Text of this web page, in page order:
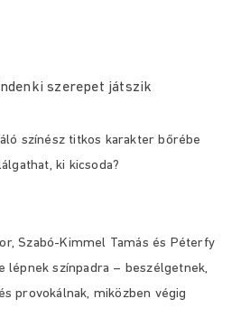
szerepet játszik
színész titkos karakter bőrébe
ki kicsoda?
Szabó-Kimmel Tamás és Péterfy
lépnek színpadra – beszélgetnek,
provokálnak, miközben végig